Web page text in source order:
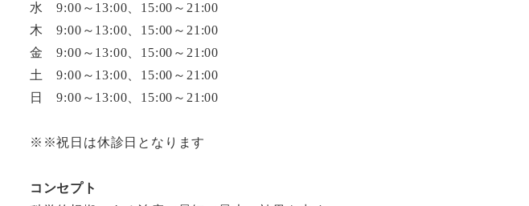
水 9:00～13:00、15:00～21:00
木 9:00～13:00、15:00～21:00
金 9:00～13:00、15:00～21:00
土 9:00～13:00、15:00～21:00
日 9:00～13:00、15:00～21:00
※※祝日は休診日となります
コンセプト